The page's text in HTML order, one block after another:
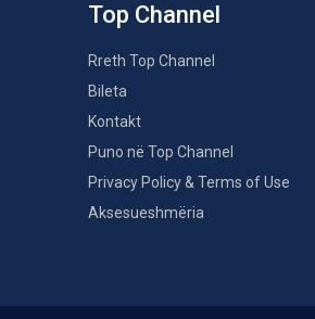
Top Channel
Rreth Top Channel
Bileta
Kontakt
Puno në Top Channel
Privacy Policy & Terms of Use
Aksesueshmëria